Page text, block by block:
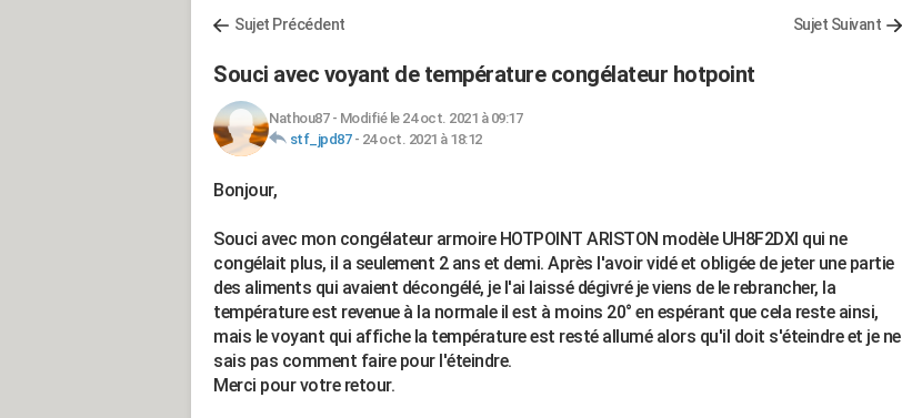
Sujet Précédent Sujet Suivant
Souci avec voyant de température congélateur hotpoint
Nathou87- Modifié le 24 oct. 2021 à 09:17
stf_jpd87- 24 oct. 2021 à 18:12
Bonjour,
Souci avec mon congélateur armoire HOTPOINT ARISTON modèle UH8F2DXI qui ne
congélait plus, il a seulement 2 ans et demi. Après l'avoir vidé et obligée de jeter une partie
des aliments qui avaient décongélé, je l'ai laissé dégivré je viens de le rebrancher, la
température est revenue à la normale il est à moins 20° en espérant que cela reste ainsi,
mais le voyant qui affiche la température est resté allumé alors qu'il doit s'éteindre et je ne
sais pas comment faire pour l'éteindre.
Merci pour votre retour.